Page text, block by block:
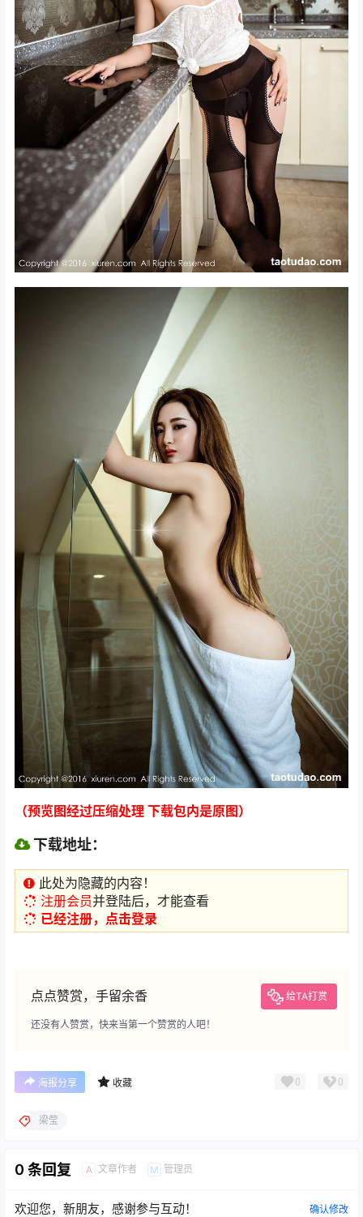
（预览图经过压缩处理 下载包内是原图）
下载地址：
此处为隐藏的内容！
注册会员并登陆后，才能查看
已经注册，点击登录
点点赞赏，手留余香 给TA打赏
还没有人赞赏，快来当第一个赞赏的人吧！
海报分享 收藏 0 0
梁莹
0 条回复 A 文章作者 M 管理员
欢迎您，新朋友，感谢参与互动！ 确认修改